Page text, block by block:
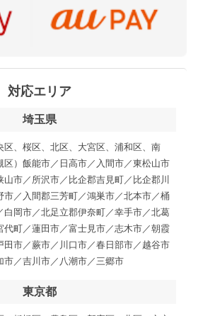
対応エリア
埼玉県
区、桜区、北区、大宮区、浦和区、南
区）飯能市／日高市／入間市／東松山市
市／所沢市／比企郡吉見町／比企郡川
市／入間郡三芳町／鴻巣市／北本市／桶
白岡市／北足立郡伊奈町／幸手市／北葛
代町／蓮田市／富士見市／志木市／朝霞
田市／蕨市／川口市／春日部市／越谷市
市／吉川市／八潮市／三郷市
東京都